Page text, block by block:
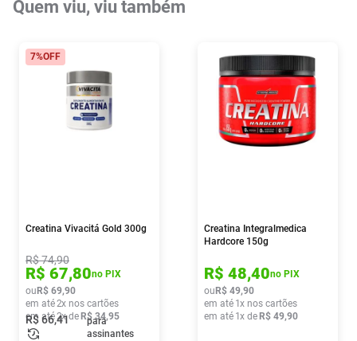
Quem viu, viu também
7%OFF
Creatina Vivacitá Gold 300g
R$74,90
R$ 67,80no PIX
ou R$ 69,90
em até2x nos cartões
em até2x de R$ 34,95
R$66,41
para
assinantes
Creatina Integralmedica
Hardcore 150g
R$ 48,40no PIX
ou R$ 49,90
em até 1x nos cartões
em até 1x de R$ 49,90